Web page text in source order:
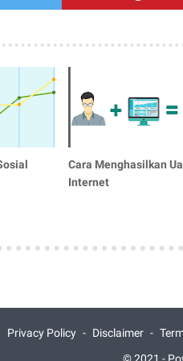
Cara Menghasilkan
Internet
Privacy Policy Disclaimer
© 2021 -